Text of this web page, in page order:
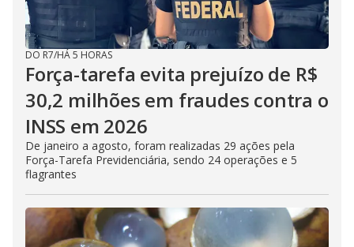
DO R7/HÁ 5 HORAS
Força-tarefa evita prejuízo de R$
30,2 milhões em fraudes contra o
INSS em 2026
De janeiro a agosto, foram realizadas 29 ações pela
Força-Tarefa Previdenciária, sendo 24 operações e 5
flagrantes